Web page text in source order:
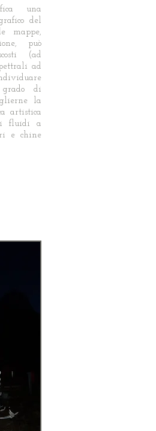
una
del
mappe,
può
(ad
ad
di
la
artistica
fluidi a
e chine